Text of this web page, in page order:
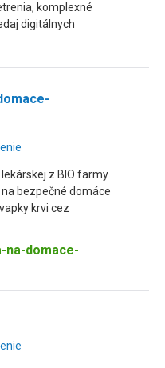
komplexné
digitálnych
z BIO farmy
bezpečné domáce
krvi cez
na-domace-